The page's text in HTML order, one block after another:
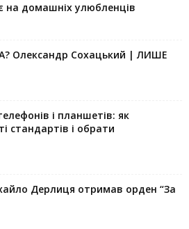
на домашніх улюбленців
Олександр Сохацький | ЛИШЕ
і планшетів: як
стандартів і обрати
Дерлиця отримав орден “За